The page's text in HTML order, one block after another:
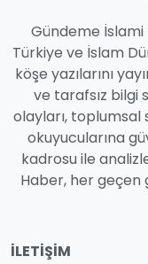
Gündeme İslami
Türkiye ve İslam
köşe yazılarını
ve tarafsız bilgi
olayları, toplumsal
okuyucularına
kadrosu ile
Haber, her geçen
İLETIŞIM